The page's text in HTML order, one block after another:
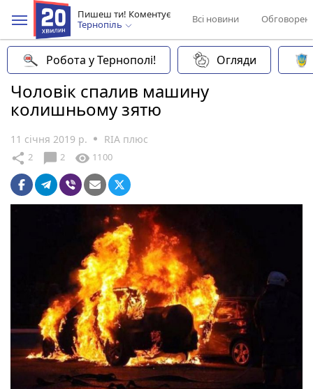
Пишеш ти! Коментує
Тернопіль
Всі новини
Робота у Тернополі! Огляди
Чоловік спалив машину
колишньому зятю
11 січня 2019 р. RIA плюс
share 2 chat_bubble 2 visibility 1100